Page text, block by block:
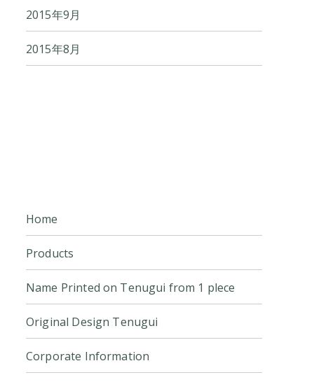
2015年9月
2015年8月
Home
Products
Name Printed on Tenugui from 1 plece
Original Design Tenugui
Corporate Information